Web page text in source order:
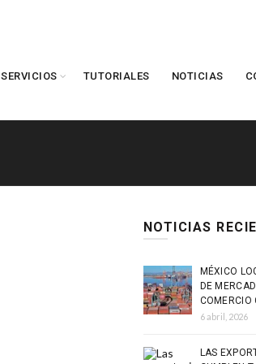
SERVICIOS TUTORIALES NOTICIAS
NOTICIAS
MÉXICO
DE
COMERCIO
6 abril, 2026
LAS